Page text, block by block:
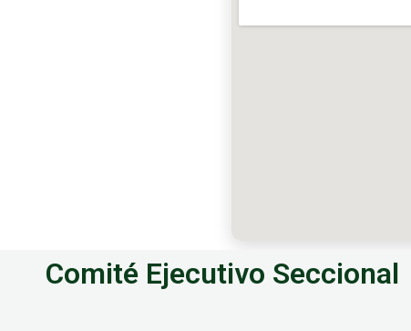
Comité Ejecutivo Seccional